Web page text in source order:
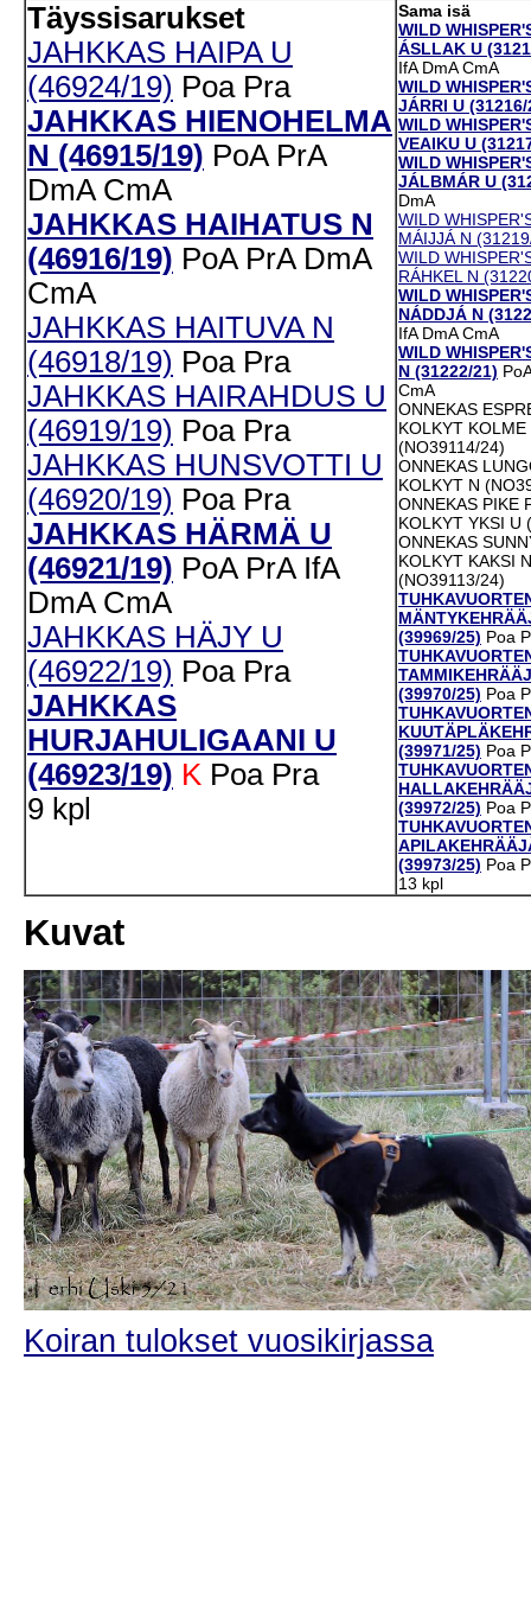
Täyssisarukset
JAHKKAS HAIPA U
(46924/19) Poa Pra
JAHKKAS HIENOHELMA
N (46915/19) PoA PrA
DmA CmA
JAHKKAS HAIHATUS N
(46916/19) PoA PrA DmA
CmA
JAHKKAS HAITUVA N
(46918/19) Poa Pra
JAHKKAS HAIRAHDUS U
(46919/19) Poa Pra
JAHKKAS HUNSVOTTI U
(46920/19) Poa Pra
JAHKKAS HÄRMÄ U
(46921/19) PoA PrA IfA
DmA CmA
JAHKKAS HÄJY U
(46922/19) Poa Pra
JAHKKAS
HURJAHULIGAANI U
(46923/19) K Poa Pra
9 kpl
Sama isä
WILD
ÁSLLAK U
IfA DmA CmA
WILD
JÁRRI U (31216/
WILD
VEAIKU U
WILD
JÁLBMÁR U
DmA
WILD
MÁIJJÁ N
WILD
RÁHKEL N
WILD
NÁDDJÁ N
IfA DmA CmA
WILD
N (31222/21) PoA
CmA
ONNEKAS
KOLKYT KOLME
(NO39114/24)
ONNEKAS
KOLKYT N
ONNEKAS PIKE
KOLKYT YKSI U
ONNEKAS
KOLKYT KAKSI N
(NO39113/24)
(39969/25) Poa
(39970/25) Poa
(39971/25) Poa
(39972/25) Poa
(39973/25) Poa
13 kpl
Kuvat
Koiran tulokset vuosikirjassa